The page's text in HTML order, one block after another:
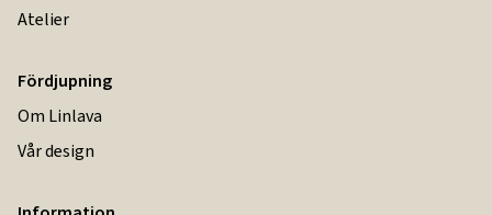
Atelier
Fördjupning
Om Linlava
Vår design